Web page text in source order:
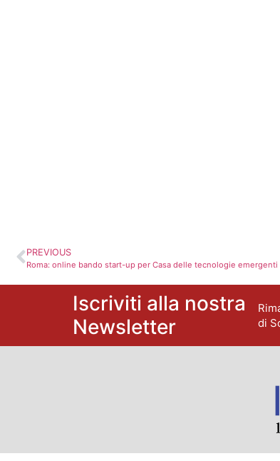
PREVIOUS
Roma: online bando start-up per Casa delle tecnologie emergenti
Iscriviti alla nostra
Newsletter
di